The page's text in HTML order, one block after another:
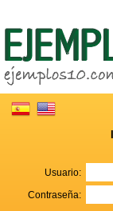
Usuario:
Contraseña: